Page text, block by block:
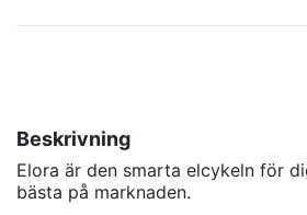
Beskrivning
Elora är den smarta elcykeln för
bästa på marknaden.